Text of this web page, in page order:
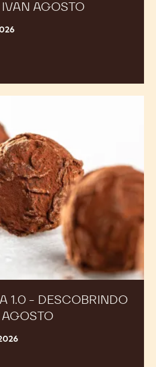
AGOSTO
1.0 - DESCOBRINDO